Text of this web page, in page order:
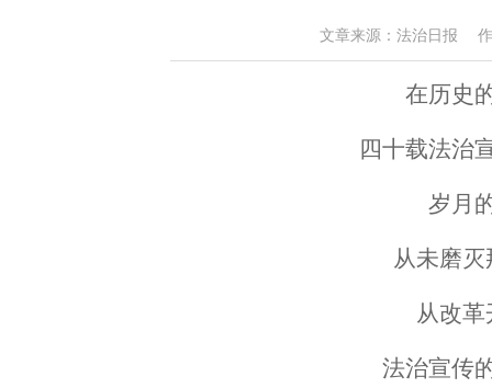
文章来源：法治日报
在历史
四十载法治
岁月
从未磨
从改
法治宣传